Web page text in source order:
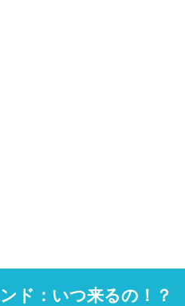
ド：いつ来るの！？